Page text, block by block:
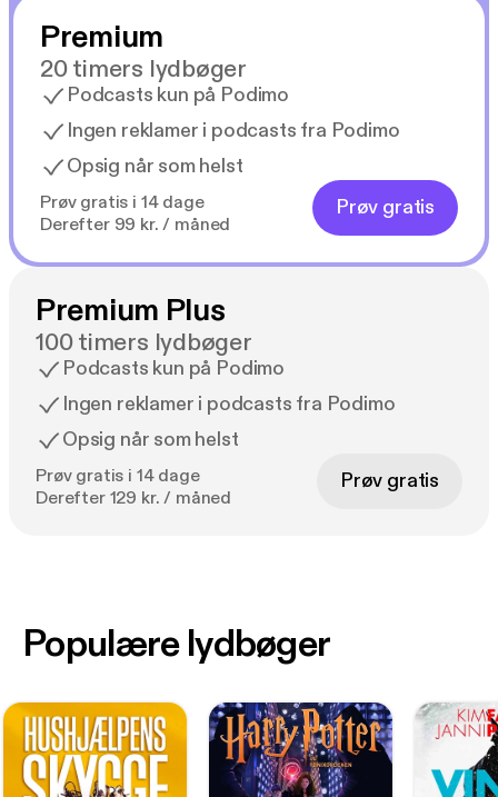
Premium
20 timers lydbøger
Podcasts kun på Podimo
Ingen reklamer i podcasts fra Podimo
Opsig når som helst
Prøv gratis i 14 dage
Derefter 99 kr. / måned
Prøv gratis
Premium Plus
100 timers lydbøger
Podcasts kun på Podimo
Ingen reklamer i podcasts fra Podimo
Opsig når som helst
Prøv gratis i 14 dage
Derefter 129 kr. / måned
Prøv gratis
Populære lydbøger